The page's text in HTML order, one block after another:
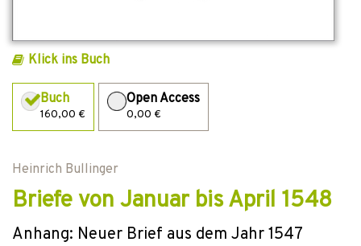
Klick ins Buch
Buch
160,00 €
Open Access
0,00 €
Heinrich Bullinger
Briefe von Januar bis April 1548
Anhang: Neuer Brief aus dem Jahr 1547